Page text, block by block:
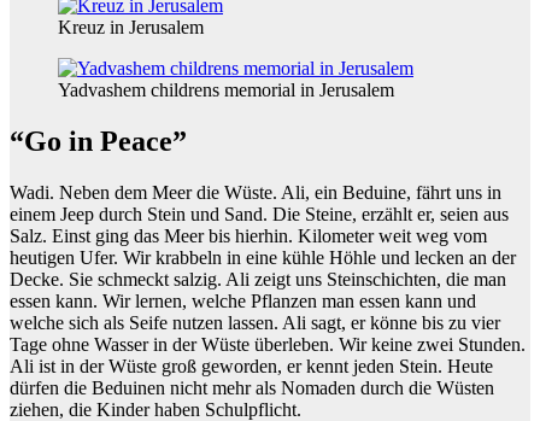
Kreuz in Jerusalem
Yadvashem childrens memorial in Jerusalem
“Go in Peace”
Wadi. Neben dem Meer die Wüste. Ali, ein Beduine, fährt uns in
einem Jeep durch Stein und Sand. Die Steine, erzählt er, seien aus
Salz. Einst ging das Meer bis hierhin. Kilometer weit weg vom
heutigen Ufer. Wir krabbeln in eine kühle Höhle und lecken an der
Decke. Sie schmeckt salzig. Ali zeigt uns Steinschichten, die man
essen kann. Wir lernen, welche Pflanzen man essen kann und
welche sich als Seife nutzen lassen. Ali sagt, er könne bis zu vier
Tage ohne Wasser in der Wüste überleben. Wir keine zwei Stunden.
Ali ist in der Wüste groß geworden, er kennt jeden Stein. Heute
dürfen die Beduinen nicht mehr als Nomaden durch die Wüsten
ziehen, die Kinder haben Schulpflicht.